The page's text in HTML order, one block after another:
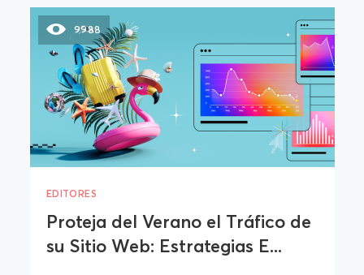
9988
EDITORES
Proteja del Verano el Tráfico de
su Sitio Web: Estrategias E...